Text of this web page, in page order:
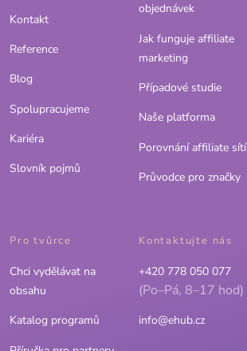
Kontakt
Reference
Blog
Spolupracujeme
Kariéra
Slovník pojmů
objednávek
Jak funguje affiliate
marketing
Případové studie
Naše platforma
Porovnání affiliate sítí
Průvodce pro značky
Pro tvůrce
Chci vydělávat na
obsahu
Katalog programů
Kontaktujte nás
+420 778 050 077
(Po–Pá, 8–17 hod)
info@ehub.cz